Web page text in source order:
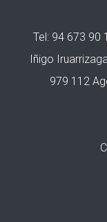
Tel: 94 673 90
Iñigo
979 112